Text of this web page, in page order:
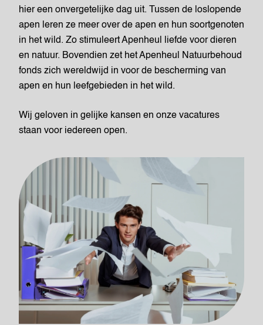
hier een onvergetelijke dag uit. Tussen de loslopende
apen leren ze meer over de apen en hun soortgenoten
in het wild. Zo stimuleert Apenheul liefde voor dieren
en natuur. Bovendien zet het Apenheul Natuurbehoud
fonds zich wereldwijd in voor de bescherming van
apen en hun leefgebieden in het wild.
Wij geloven in gelijke kansen en onze vacatures
staan voor iedereen open.